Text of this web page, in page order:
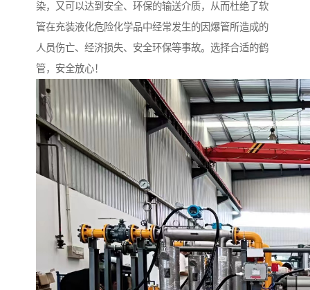
染，又可以达到安全、环保的输送介质，从而杜绝了软
管在充装液化危险化学品中经常发生的因爆管所造成的
人员伤亡、经济损失、安全环保等事故。选择合适的鹤
管，安全放心！